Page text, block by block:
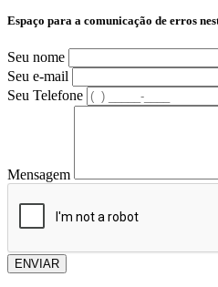
Espaço para a comunicação de erros
Seu nome
Seu e-mail
Seu Telefone
Mensagem
ENVIAR